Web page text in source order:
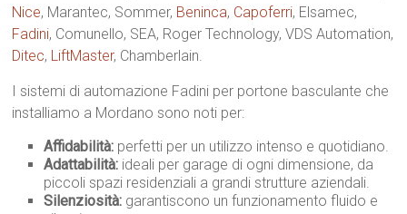
Nice, Marantec, Sommer, Beninca, Capoferri, Elsamec,
Fadini, Comunello, SEA, Roger Technology, VDS Automation,
Ditec, LiftMaster, Chamberlain.
I sistemi di automazione Fadini per portone basculante che
installiamo a Mordano sono noti per:
Affidabilità: perfetti per un utilizzo intenso e quotidiano.
Adattabilità: ideali per garage di ogni dimensione, da
piccoli spazi residenziali a grandi strutture aziendali.
Silenziosità: garantiscono un funzionamento fluido e